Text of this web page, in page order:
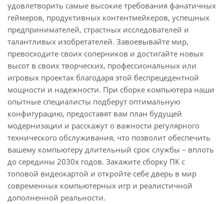
удовлетворить самые высокие требования фанатичных
геймеров, продуктивных контентмейкеров, успешных
предпринимателей, страстных исследователей и
талантливых изобретателей. Завоевывайте мир,
превосходите своих соперников и достигайте новых
высот в своих творческих, профессиональных или
игровых проектах благодаря этой беспрецедентной
мощности и надежности. При сборке компьютера наши
опытные специалисты подберут оптимальную
конфигурацию, предоставят вам план будущей
модернизации и расскажут о важности регулярного
технического обслуживания, что позволит обеспечить
вашему компьютеру длительный срок службы – вплоть
до середины 2030х годов. Закажите сборку ПК с
топовой видеокартой и откройте себе дверь в мир
современных компьютерных игр и реалистичной
дополненной реальности.